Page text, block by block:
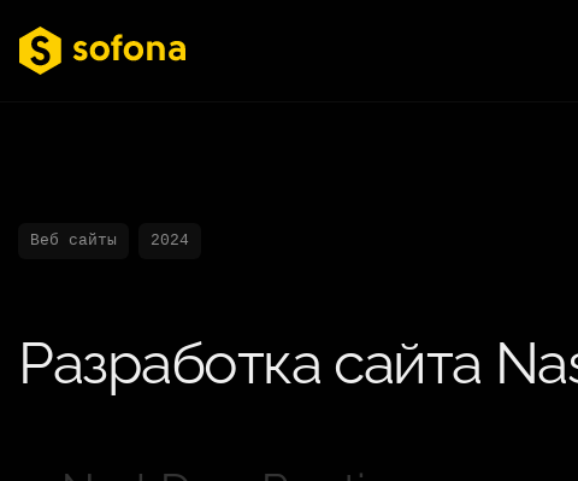
Веб сайты 2024
Разработка сайта